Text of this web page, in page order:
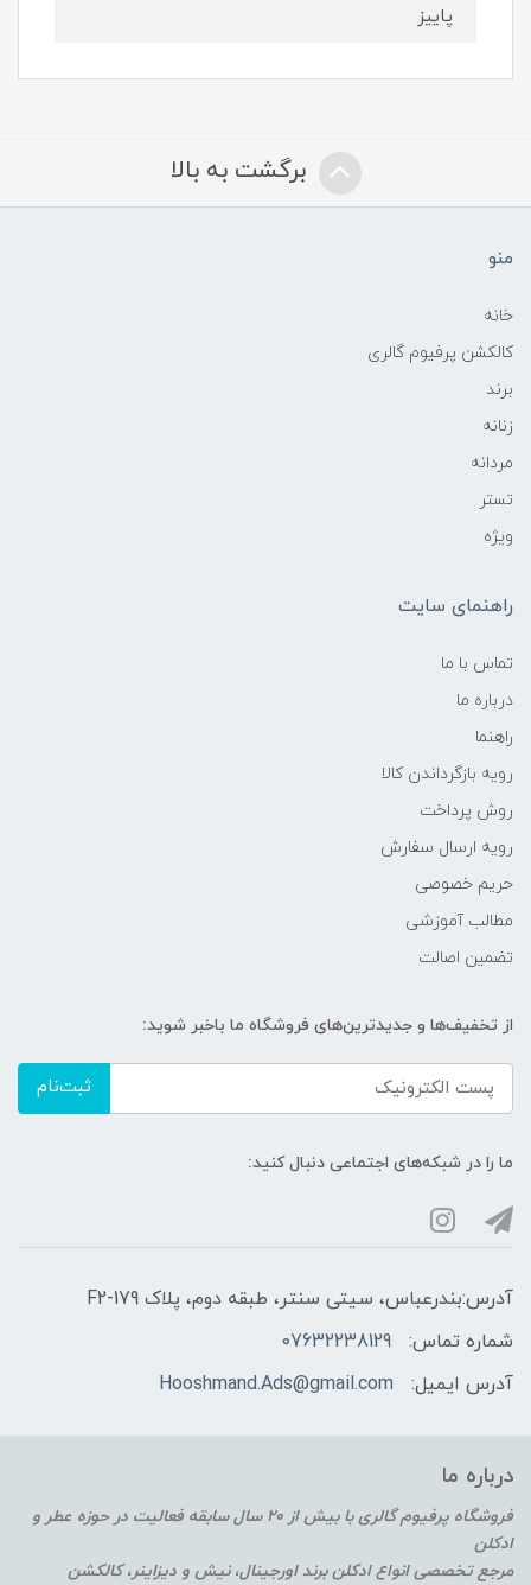
پاییز
برگشت به بالا
منو
خانه
کالکشن پرفیوم گالری
برند
زنانه
مردانه
تستر
ویژه
راهنمای سایت
تماس با ما
درباره ما
راهنما
رویه‌ بازگرداندن کالا
روش پرداخت
رویه ارسال سفارش
حریم خصوصی
مطالب آموزشی
تضمین اصالت
از تخفیف‌ها و جدیدترین‌های فروشگاه ما باخبر شوید:
ثبت‌نام
ما را در شبکه‌های اجتماعی دنبال کنید:
آدرس:بندرعباس، سیتی سنتر، طبقه دوم، پلاک F2-179
شماره تماس:
07632238129
آدرس ایمیل:
Hooshmand.Ads@gmail.com
درباره ما
فروشگاه پرفیوم گالری با بیش از 20 سال سابقه فعالیت در حوزه عطر و
ادکلن
مرجع تخصصی انواع ادکلن برند اورجینال، نیش و دیزاینر، کالکشن